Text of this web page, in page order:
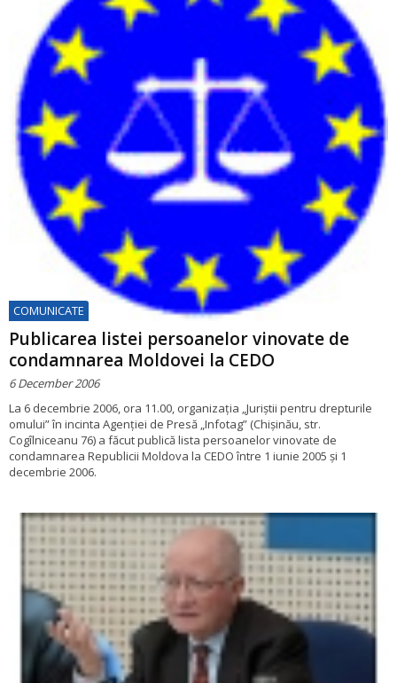
COMUNICATE
Publicarea listei persoanelor vinovate de
condamnarea Moldovei la CEDO
6 December 2006
La 6 decembrie 2006, ora 11.00, organizația „Juriștii pentru drepturile
omului” în incinta Agenției de Presă „Infotag” (Chișinău, str.
Cogîlniceanu 76) a făcut publică lista persoanelor vinovate de
condamnarea Republicii Moldova la CEDO între 1 iunie 2005 și 1
decembrie 2006.